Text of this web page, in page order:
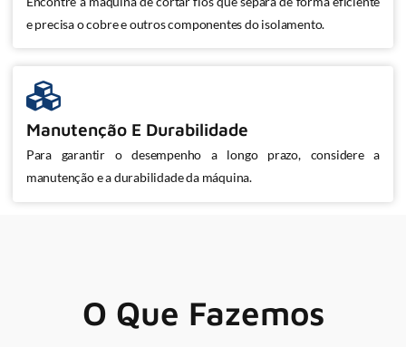
e precisa o cobre e outros componentes do isolamento.
Manutenção E Durabilidade
Para garantir o desempenho a longo prazo, considere a
manutenção e a durabilidade da máquina.
O Que Fazemos